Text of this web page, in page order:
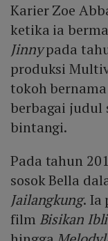
Karier Zoe
ketika ia
Jinnypada
produksi
tokoh
berbagai judul
bintangi.
Pada tahun
sosok Bella
Jailangkung. Ia
film Bisikan